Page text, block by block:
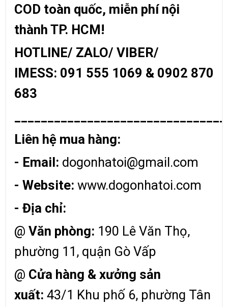
COD toàn quốc, miễn phí nội
thành TP. HCM!
HOTLINE/ ZALO/ VIBER/
IMESS: 091 555 1069 & 0902 870
683
Liên hệ mua hàng:
- Email: dogonhatoi@gmail.com
- Website: www.dogonhatoi.com
- Địa chỉ:
@ Văn phòng: 190 Lê Văn Thọ,
phường 11, quận Gò Vấp
@ Cửa hàng & xưởng sản
xuất: 43/1 Khu phố 6, phường Tân